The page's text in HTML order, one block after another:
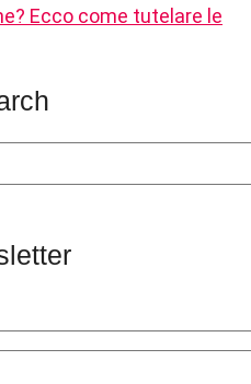
Ecco come tutelare le